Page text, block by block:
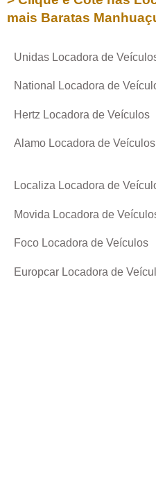
mais Baratas
Unidas Locadora de
National Locadora de
Hertz Locadora de Veículos
Alamo Locadora de Veículos
Localiza Locadora de
Movida Locadora de
Foco Locadora de Veículos
Europcar Locadora de